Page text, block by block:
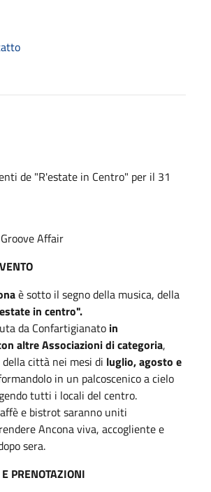
de "R'estate in Centro" per il 31
Affair
è sotto il segno della musica, della
in centro".
da Confartigianato in
altre Associazioni di categoria,
città nei mesi di luglio, agosto e
in un palcoscenico a cielo
tutti i locali del centro.
e bistrot saranno uniti
Ancona viva, accogliente e
sera.
PRENOTAZIONI